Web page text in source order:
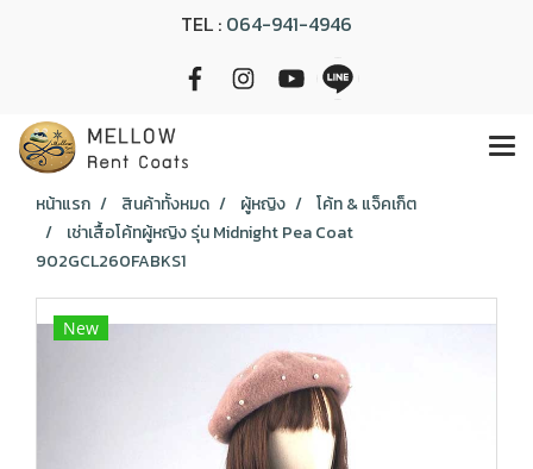
TEL : 064-941-4946
หน้าแรก สินค้าทั้งหมด ผู้หญิง
โค้ท & แจ็คเก็ต
เช่าเสื้อโค้ทผู้หญิง รุ่น Midnight Pea Coat
902GCL260FABKS1
New